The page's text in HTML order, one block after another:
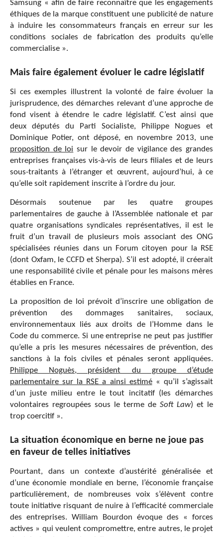
Samsung « afin de faire reconnaître que les engagements
éthiques de la marque constituent une publicité de nature
à induire les consommateurs français en erreur sur les
conditions sociales de fabrication des produits qu’elle
commercialise ».
Mais faire également évoluer le cadre législatif
Si ces exemples illustrent la volonté de faire évoluer la
jurisprudence, des démarches relevant d’une approche de
fond visent à étendre le cadre législatif. C’est ainsi que
deux députés du Parti Socialiste, Philippe Nogues et
Dominique Potier, ont déposé, en novembre 2013, une
proposition de loi sur le devoir de vigilance des grandes
entreprises françaises vis-à-vis de leurs filiales et de leurs
sous-traitants à l’étranger et œuvrent, aujourd’hui, à ce
qu’elle soit rapidement inscrite à l’ordre du jour.
Désormais soutenue par les quatre groupes
parlementaires de gauche à l’Assemblée nationale et par
quatre organisations syndicales représentatives, il est le
fruit d’un travail de plusieurs mois associant des ONG
spécialisées réunies dans un Forum citoyen pour la RSE
(dont Oxfam, le CCFD et Sherpa). S’il est adopté, il créerait
une responsabilité civile et pénale pour les maisons mères
établies en France.
La proposition de loi prévoit d’inscrire une obligation de
prévention des dommages sanitaires, sociaux,
environnementaux liés aux droits de l’Homme dans le
Code du commerce. Si une entreprise ne peut pas justifier
qu’elle a pris les mesures nécessaires de prévention, des
sanctions à la fois civiles et pénales seront appliquées.
Philippe Noguès, président du groupe d’étude
parlementaire sur la RSE a ainsi estimé« qu’il s’agissait
d’un juste milieu entre le tout incitatif (les démarches
volontaires regroupées sous le terme de Soft Law) et le
trop coercitif ».
La situation économique en berne ne joue pas
en faveur de telles initiatives
Pourtant, dans un contexte d’austérité généralisée et
d’une économie mondiale en berne, l’économie française
particulièrement, de nombreuses voix s’élèvent contre
toute initiative risquant de nuire à l’efficacité commerciale
des entreprises. William Bourdon évoque des « forces
actives » qui veulent compromettre, entre autres, le projet